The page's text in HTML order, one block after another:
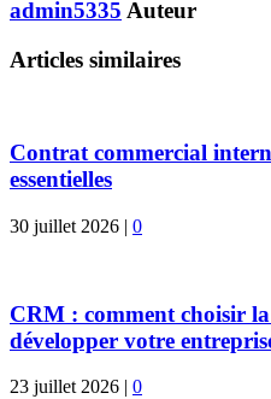
admin5335 Auteur
Articles similaires
Contrat commercial
essentielles
30 juillet 2026 | 0
CRM : comment choisir
développer votre
23 juillet 2026 | 0